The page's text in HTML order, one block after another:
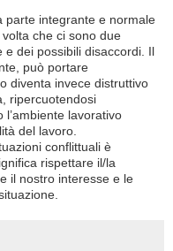
parte integrante e normale
che ci sono due
e dei possibili disaccordi. Il
può portare
diventa invece distruttivo
ripercuotendosi
lavorativo
del lavoro.
conflittuali è
rispettare il/la
il nostro interesse e le